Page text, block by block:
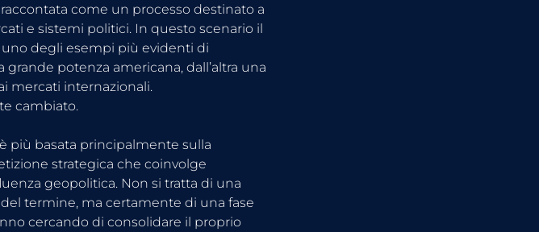
come un processo destinato a
e sistemi politici. In questo scenario il
uno degli esempi più evidenti di
potenza americana, dall’altra una
mercati internazionali.
cambiato.
più basata principalmente sulla
strategica che coinvolge
geopolitica. Non si tratta di una
termine, ma certamente di una fase
cercando di consolidare il proprio